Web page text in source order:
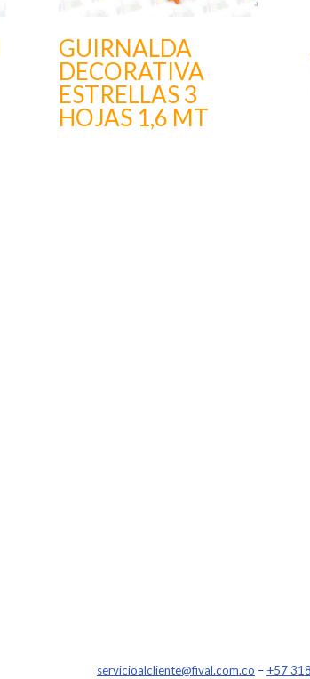
GUIRNALDA
DECORATIVA
ESTRELLAS 3
HOJAS 1,6 MT
servicioalcliente@fival.com.co – +57